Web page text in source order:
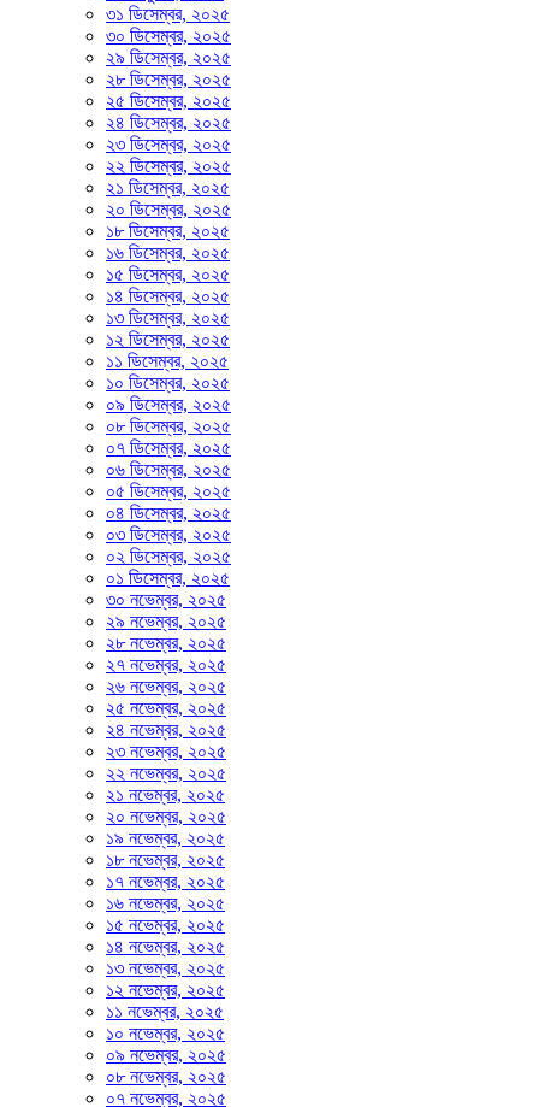
৩১ ডিসেম্বর, ২০২৫
৩০ ডিসেম্বর, ২০২৫
২৯ ডিসেম্বর, ২০২৫
২৮ ডিসেম্বর, ২০২৫
২৫ ডিসেম্বর, ২০২৫
২৪ ডিসেম্বর, ২০২৫
২৩ ডিসেম্বর, ২০২৫
২২ ডিসেম্বর, ২০২৫
২১ ডিসেম্বর, ২০২৫
২০ ডিসেম্বর, ২০২৫
১৮ ডিসেম্বর, ২০২৫
১৬ ডিসেম্বর, ২০২৫
১৫ ডিসেম্বর, ২০২৫
১৪ ডিসেম্বর, ২০২৫
১৩ ডিসেম্বর, ২০২৫
১২ ডিসেম্বর, ২০২৫
১১ ডিসেম্বর, ২০২৫
১০ ডিসেম্বর, ২০২৫
০৯ ডিসেম্বর, ২০২৫
০৮ ডিসেম্বর, ২০২৫
০৭ ডিসেম্বর, ২০২৫
০৬ ডিসেম্বর, ২০২৫
০৫ ডিসেম্বর, ২০২৫
০৪ ডিসেম্বর, ২০২৫
০৩ ডিসেম্বর, ২০২৫
০২ ডিসেম্বর, ২০২৫
০১ ডিসেম্বর, ২০২৫
৩০ নভেম্বর, ২০২৫
২৯ নভেম্বর, ২০২৫
২৮ নভেম্বর, ২০২৫
২৭ নভেম্বর, ২০২৫
২৬ নভেম্বর, ২০২৫
২৫ নভেম্বর, ২০২৫
২৪ নভেম্বর, ২০২৫
২৩ নভেম্বর, ২০২৫
২২ নভেম্বর, ২০২৫
২১ নভেম্বর, ২০২৫
২০ নভেম্বর, ২০২৫
১৯ নভেম্বর, ২০২৫
১৮ নভেম্বর, ২০২৫
১৭ নভেম্বর, ২০২৫
১৬ নভেম্বর, ২০২৫
১৫ নভেম্বর, ২০২৫
১৪ নভেম্বর, ২০২৫
১৩ নভেম্বর, ২০২৫
১২ নভেম্বর, ২০২৫
১১ নভেম্বর, ২০২৫
১০ নভেম্বর, ২০২৫
০৯ নভেম্বর, ২০২৫
০৮ নভেম্বর, ২০২৫
০৭ নভেম্বর, ২০২৫